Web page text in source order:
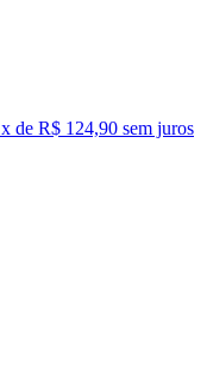
x de R$ 124,90 sem juros